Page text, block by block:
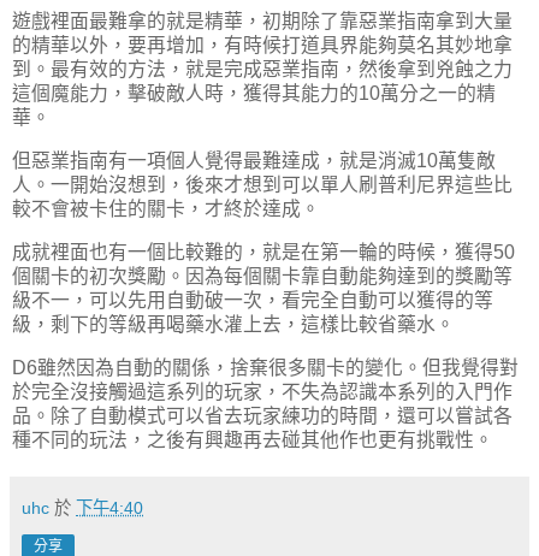
遊戲裡面最難拿的就是精華，初期除了靠惡業指南拿到大量
的精華以外，要再增加，有時候打道具界能夠莫名其妙地拿
到。最有效的方法，就是完成惡業指南，然後拿到兇蝕之力
這個魔能力，擊破敵人時，獲得其能力的10萬分之一的精
華。
但惡業指南有一項個人覺得最難達成，就是消滅10萬隻敵
人。一開始沒想到，後來才想到可以單人刷普利尼界這些比
較不會被卡住的關卡，才終於達成。
成就裡面也有一個比較難的，就是在第一輪的時候，獲得50
個關卡的初次獎勵。因為每個關卡靠自動能夠達到的獎勵等
級不一，可以先用自動破一次，看完全自動可以獲得的等
級，剩下的等級再喝藥水灌上去，這樣比較省藥水。
D6雖然因為自動的關係，捨棄很多關卡的變化。但我覺得對
於完全沒接觸過這系列的玩家，不失為認識本系列的入門作
品。除了自動模式可以省去玩家練功的時間，還可以嘗試各
種不同的玩法，之後有興趣再去碰其他作也更有挑戰性。
uhc 於 下午4:40
分享